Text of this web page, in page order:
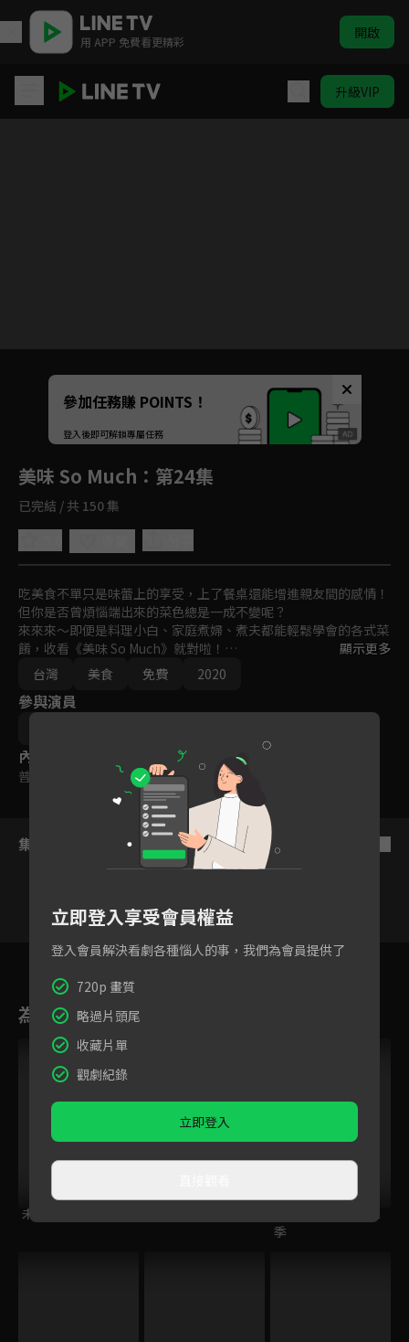
用 APP 免費看更精彩 開啟
升級VIP
Unmute
如有不便請見諒
參加任務賺 POINTS！
登入後即可解鎖專屬任務
美味 So Much ：第24集
已完結 / 共 150 集
吃美食不單只是味蕾上的享受，上了餐桌還能增進親友間的感情！
但你是否曾煩惱端出來的菜色總是一成不變呢？
來來來～即便是料理小白、家庭煮婦、煮夫都能輕鬆學會的各式菜
餚，收看《美味 So Much》就對啦！
節目邀請知名主廚、專業老師齊聚一堂，教各位如何將各種食材組
合、烹飪，也同時邀請喜歡做菜的婆媽們在鏡頭前展現廚藝，SHO
W出各家拿手料理！
無論是餐前小點至宴客大菜，就一起跟著《美味 So Much》，開啟
顯示更多
台灣
美食 免費 2020
參與演員
內容標籤
普遍級
集數列表
22 23 24 25 26
為您推薦
未來的兒子
孤獨的美食家 第11
季
立即登入享受會員權益
登入會員解決看劇各種惱人的事，我們為會員提供了
720p 畫質
略過片頭尾
收藏片單
觀劇紀錄
立即登入